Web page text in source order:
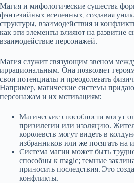
Магия и мифологические существа
фэнтезийных вселенных, создавая
структуры, взаимодействия и
как эти элементы влияют на развитие
взаимодействие персонажей.
Магия служит связующим звеном
иррациональным. Она позволяет
свои потенциалы и преодолевать
Например, магические системы
персонажам и их мотивациям:
Магические способности могут
привилегии или изоляцию.
королевств могут видеть в
избранников или же посягать на
Система магии может быть
способны к magic; темные
приносить последствия. Это
конфликты.